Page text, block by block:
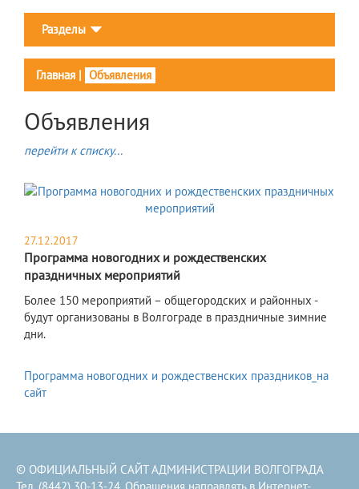
Разделы
Главная | Объявления
Объявления
перейти к списку...
27.12.2017
Программа новогодних и рождественских
праздничных мероприятий
Более 150 мероприятий – общегородских и районных -
будут организованы в Волгограде в праздничные зимние
дни.
Программа новогодних и рождественских праздников_на
сайт
© ОФИЦИАЛЬНЫЙ САЙТ АДМИНИСТРАЦИИ ВОЛГОГРАДА